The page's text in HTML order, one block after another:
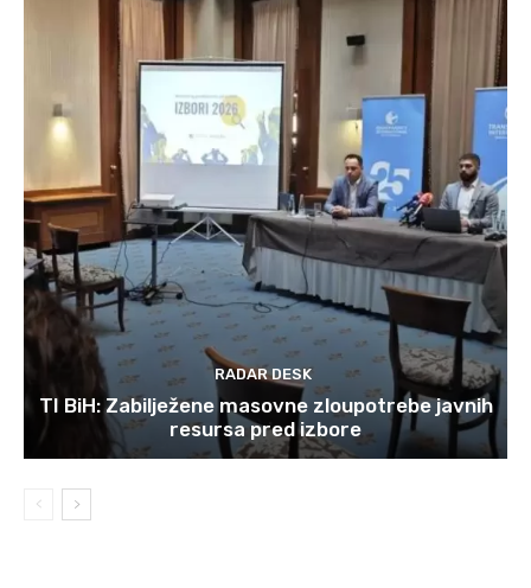
RADAR DESK
TI BiH: Zabilježene masovne zloupotrebe javnih
resursa pred izbore